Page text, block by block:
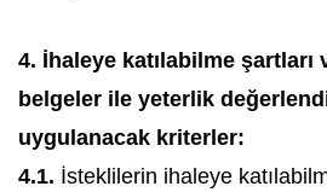
4. İhaleye katılabilme şartları
belgeler ile yeterlik
uygulanacak kriterler:
4.1. İsteklilerin ihaleye